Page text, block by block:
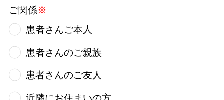
ご関係※
患者さんご本人
患者さんのご親族
患者さんのご友人
近隣にお住まいの方